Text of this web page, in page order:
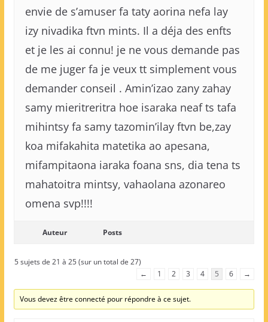
envie de s’amuser fa taty aorina nefa lay
izy nivadika ftvn mints. Il a déja des enfts
et je les ai connu! je ne vous demande pas
de me juger fa je veux tt simplement vous
demander conseil . Amin’izao zany zahay
samy mieritreritra hoe isaraka neaf ts tafa
mihintsy fa samy tazomin’ilay ftvn be,zay
koa mifakahita matetika ao apesana,
mifampitaona iaraka foana sns, dia tena ts
mahatoitra mintsy, vahaolana azonareo
omena svp!!!!
Auteur Posts
5 sujets de 21 à 25 (sur un total de 27)
←
1 2 3 4 5 6 →
Vous devez être connecté pour répondre à ce sujet.